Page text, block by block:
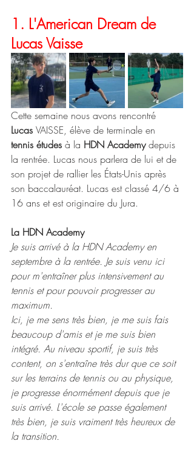
1. L'American Dream de
Lucas Vaisse
Cette semaine nous avons rencontré
Lucas VAISSE, élève de terminale en
tennis études à la HDN Academy depuis
la rentrée. Lucas nous parlera de lui et de
son projet de rallier les États-Unis après
son baccalauréat. Lucas est classé 4/6 à
16 ans et est originaire du Jura.
La HDN Academy
Je suis arrivé à la HDN Academy en
septembre à la rentrée. Je suis venu ici
pour m'entraîner plus intensivement au
tennis et pour pouvoir progresser au
maximum.
Ici, je me sens très bien, je me suis fais
beaucoup d'amis et je me suis bien
intégré. Au niveau sportif, je suis très
content, on s'entraîne très dur que ce soit
sur les terrains de tennis ou au physique,
je progresse énormément depuis que je
suis arrivé. L'école se passe également
très bien, je suis vraiment très heureux de
la transition.